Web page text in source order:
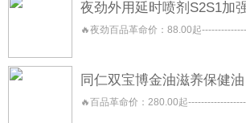
🔥夜劲百品革命价：88.00起
🔥百品革命价：280.00起